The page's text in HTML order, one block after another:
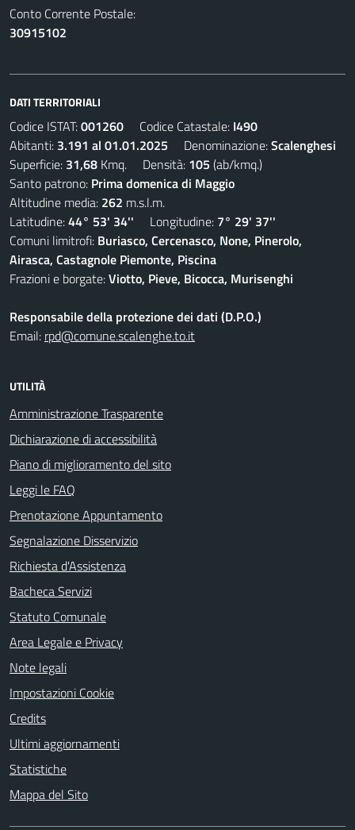
Conto Corrente Postale:
30915102
DATI TERRITORIALI
Codice ISTAT:001260 Codice Catastale: I490
Abitanti: 3.191 al 01.01.2025 Denominazione:Scalenghesi
Superficie: 31,68 Kmq. Densità: 105 (ab/kmq.)
Santo patrono: Prima domenica di Maggio
Altitudine media: 262 m.s.l.m.
Latitudine:44° 53' 34'' Longitudine: 7° 29' 37''
Comuni limitrofi: Buriasco, Cercenasco, None, Pinerolo,
Airasca, Castagnole Piemonte, Piscina
Frazioni e borgate:Viotto, Pieve, Bicocca, Murisenghi
Responsabile della protezione dei dati (D.P.O.)
Email: rpd@comune.scalenghe.to.it
UTILITÀ
Amministrazione Trasparente
Dichiarazione di accessibilità
Piano di miglioramento del sito
Leggi le FAQ
Prenotazione Appuntamento
Segnalazione Disservizio
Richiesta d'Assistenza
Bacheca Servizi
Statuto Comunale
Area Legale e Privacy
Note legali
Impostazioni Cookie
Credits
Ultimi aggiornamenti
Statistiche
Mappa del Sito